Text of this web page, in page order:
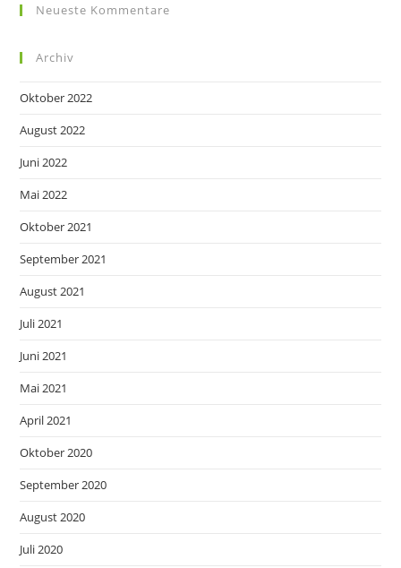
Neueste Kommentare
Archiv
Oktober 2022
August 2022
Juni 2022
Mai 2022
Oktober 2021
September 2021
August 2021
Juli 2021
Juni 2021
Mai 2021
April 2021
Oktober 2020
September 2020
August 2020
Juli 2020